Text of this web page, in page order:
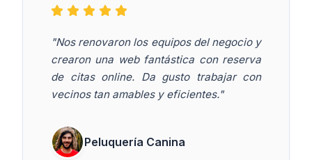
"Nos renovaron los equipos del negocio y
crearon una web fantástica con reserva
de citas online. Da gusto trabajar con
vecinos tan amables y eficientes."
Peluquería Canina